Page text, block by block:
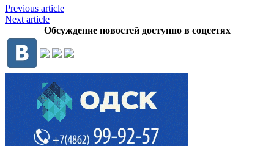
Previous article
Next article
Обсуждение новостей доступно в соцсетях